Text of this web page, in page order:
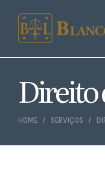
HOME SERVIÇOS
Direito